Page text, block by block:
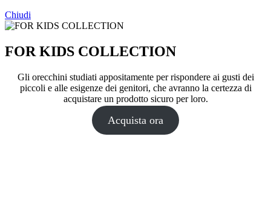
Chiudi
FOR KIDS COLLECTION
Gli orecchini studiati appositamente per rispondere ai gusti dei
piccoli e alle esigenze dei genitori, che avranno la certezza di
acquistare un prodotto sicuro per loro.
Acquista ora